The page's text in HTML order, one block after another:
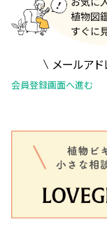
メールア
会員登録画面へ進む